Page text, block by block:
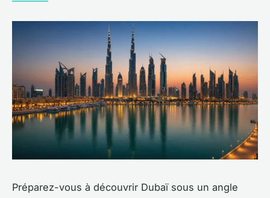
Préparez-vous à découvrir Dubaï sous un angle